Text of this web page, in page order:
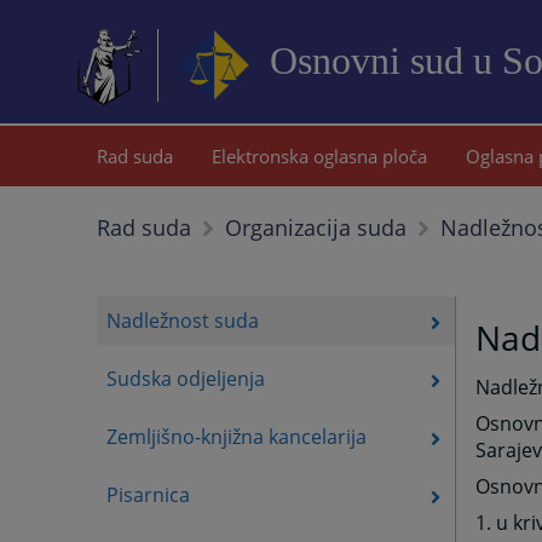
Osnovni sud u
Rad suda Elektronska oglasna ploča Oglasna
Rad suda Organizacija suda
Nadležnost suda
Sudska odjeljenja
Zemljišno-knjižna kancelarija
Pisarnica
1. u